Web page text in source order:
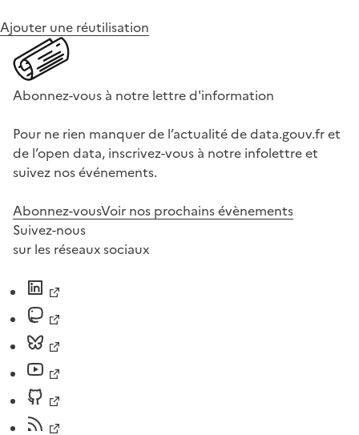
Ajouter une réutilisation
Abonnez-vous à notre lettre d'information
Pour ne rien manquer de l’actualité de data.gouv.fr et
de l’open data, inscrivez-vous à notre infolettre et
suivez nos événements.
Abonnez-vousVoir nos prochains évènements
Suivez-nous
sur les réseaux sociaux